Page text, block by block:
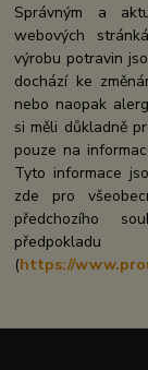
Správným a
webových
výrobu potravin
dochází ke
nebo naopak
si měli důkladně
pouze na
Tyto informace
zde pro
předchozího
(https://